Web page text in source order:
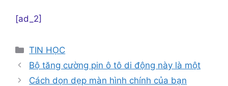
[ad_2]
Danh
mục
TIN HỌC
Bộ tăng cường pin ô tô di động này là một
Cách dọn dẹp màn hình chính của bạn